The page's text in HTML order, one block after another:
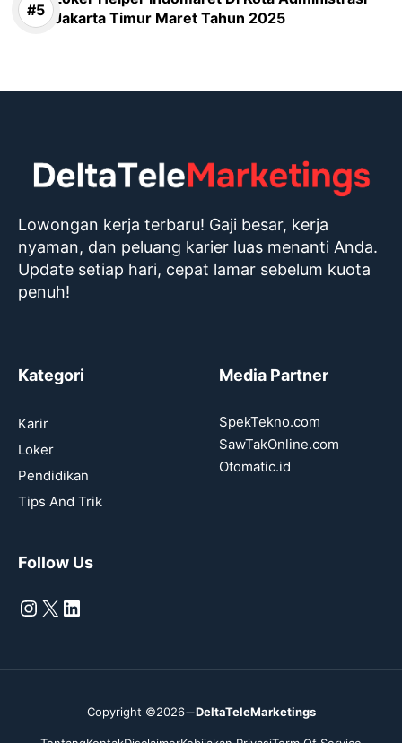
Jakarta Timur Maret Tahun 2025
Lowongan kerja terbaru! Gaji besar, kerja
nyaman, dan peluang karier luas menanti Anda.
Update setiap hari, cepat lamar sebelum kuota
penuh!
Kategori
Karir
Loker
Pendidikan
Tips And Trik
Media Partner
SpekTekno.com
SawTakOnline.com
Otomatic.id
Follow Us
Instagram
X LinkedIn
Copyright ©2026 DeltaTeleMarketings